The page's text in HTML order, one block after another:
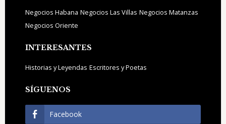
Negocios Habana Negocios Las Villas Negocios Matanzas
Negocios Oriente
INTERESANTES
Historias y Leyendas Escritores y Poetas
SÍGUENOS
Facebook